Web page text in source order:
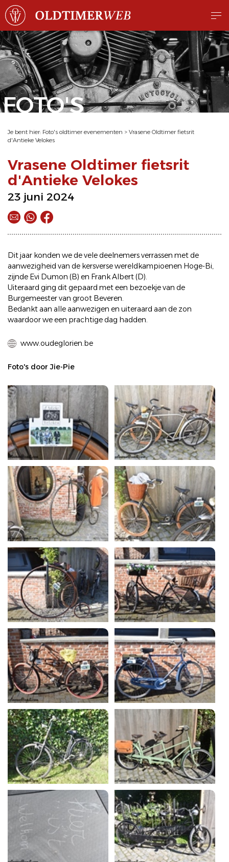
FOTO'S
Je bent hier: Foto's oldtimer evenementen > Vrasene Oldtimer fietsrit
d'Antieke Velokes
Vrasene Oldtimer fietsrit
d'Antieke Velokes
23 juni 2024
Dit jaar konden we de vele deelnemers verrassen met de
aanwezigheid van de kersverse wereldkampioenen Hoge-Bi,
zijnde Evi Dumon (B) en Frank Albert (D).
Uiteraard ging dit gepaard met een bezoekje van de
Burgemeester van groot Beveren.
Bedankt aan alle aanwezigen en uiteraard aan de zon
waardoor we een prachtige dag hadden.
www.oudeglorien.be
Foto's door Jie-Pie